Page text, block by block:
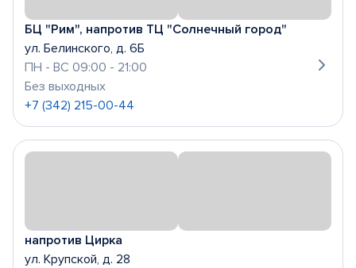
БЦ "Рим", напротив ТЦ "Солнечный город"
ул. Белинского, д. 6Б
ПН - ВС 09:00 - 21:00
Без выходных
+7 (342) 215-00-44
напротив Цирка
ул. Крупской, д. 28